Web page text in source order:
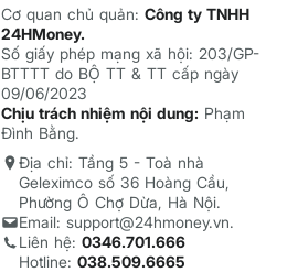
Cơ quan chủ quản: Công ty TNHH
24HMoney.
Số giấy phép mạng xã hội: 203/GP-
BTTTT do BỘ TT & TT cấp ngày
09/06/2023
Chịu trách nhiệm nội dung: Phạm
Đình Bằng.
Địa chỉ: Tầng 5 - Toà nhà
Geleximco số 36 Hoàng Cầu,
Phường Ô Chợ Dừa, Hà Nội.
Email: support@24hmoney.vn.
Liên hệ: 0346.701.666
Hotline: 038.509.6665